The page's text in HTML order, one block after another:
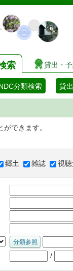
索 貸出・
分類検索 貸
できます。
郷土 雑誌 視
/